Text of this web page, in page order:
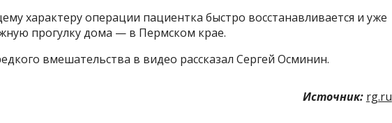
характеру операции пациентка быстро восстанавливается и уже
прогулку дома — в Пермском крае.
вмешательства в видео рассказал Сергей Осминин.
Источник: rg.ru